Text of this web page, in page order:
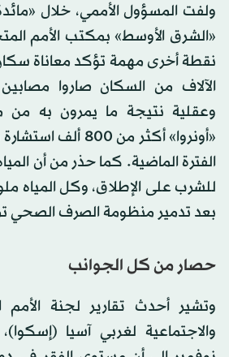
ولفت المسؤول الأممي، خلال
«الشرق الأوسط» بمكتب الأمم
نقطة أخرى مهمة تؤكد معاناة
الآلاف من السكان صاروا
وعقلية نتيجة ما يمرون به
«أونروا» أكثر من
الفترة الماضية. كما حذر من أن
للشرب على الإطلاق، وكل المياه
بعد تدمير منظومة الصرف الصحي
حصار من كل الجوانب
وتشير أحدث تقارير لجنة الأمم
والاجتماعية لغربي آسيا